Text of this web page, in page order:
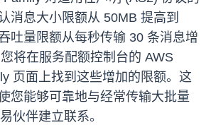
消息大小限额从 50MB 提高到
吐量限额从每秒传输 30 条消息增
将在服务配额控制台的 AWS
页面上找到这些增加的限额。这
您能够可靠地与经常传输大批量
伙伴建立联系。